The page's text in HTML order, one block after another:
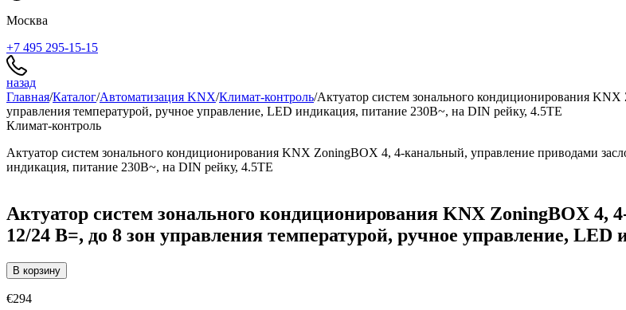
Москва
+7 495 295-15-15
назад
Главная/Каталог/Автоматизация KNX/Климат-контроль/Актуатор систем зонального кондиционирования
управления температурой, ручное управление, LED индикация, питание 230В~, на DIN рейку, 4.5TE
Климат-контроль
Актуатор систем зонального кондиционирования KNX ZoningBOX 4, 4-канальный, управление приводами
индикация, питание 230В~, на DIN рейку, 4.5TE
Актуатор систем зонального кондиционирования KNX ZoningBOX 4,
12/24 В=, до 8 зон управления температурой, ручное управление,
В корзину
€294